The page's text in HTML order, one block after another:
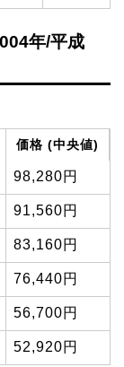
年/平成
価格 (中央値)
98,280円
91,560円
83,160円
76,440円
56,700円
52,920円